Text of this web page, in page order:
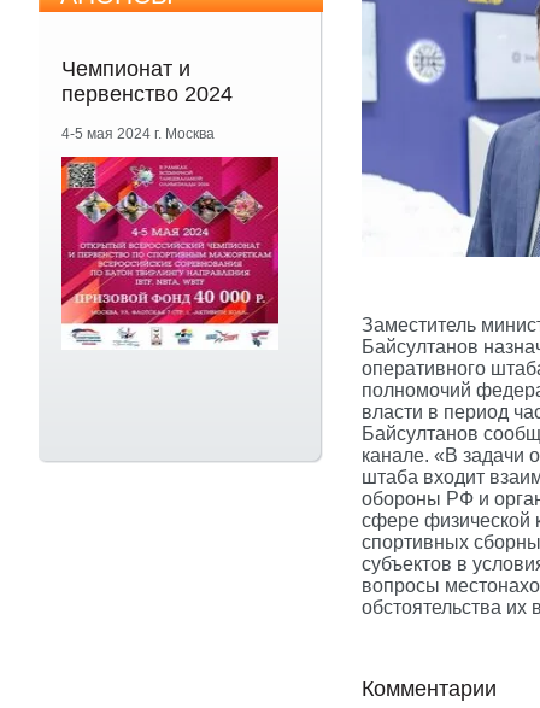
Заместитель
Байсултанов
оперативного
полномочий
власти в период
Байсултанов
канале. «В задачи
штаба входит
обороны РФ и
сфере физической
спортивных
субъектов в
вопросы
обстоятельства
Комментарии
Чемпионат и
первенство 2024
4-5 мая 2024 г. Москва